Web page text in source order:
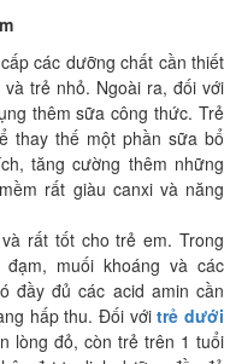
các dưỡng chất cần thiết
trẻ nhỏ. Ngoài ra, đối với
thêm sữa công thức. Trẻ
thay thế một phần sữa bổ
tăng cường thêm những
rất giàu canxi và năng
rất tốt cho trẻ em. Trong
muối khoáng và các
đầy đủ các acid amin cần
hấp thu. Đối vớitrẻ dưới
lòng đỏ, còn trẻ trên 1 tuổi